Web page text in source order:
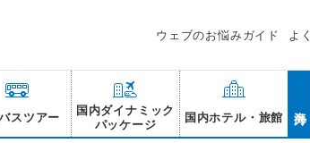
ウェブのお悩みガイド よ
スツアー
国内ダイナミック
パッケージ
国内ホテル・旅館